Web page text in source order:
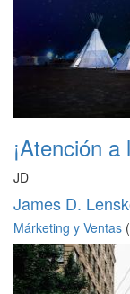
¡Atención
JD
James D.
Márketing y Ventas